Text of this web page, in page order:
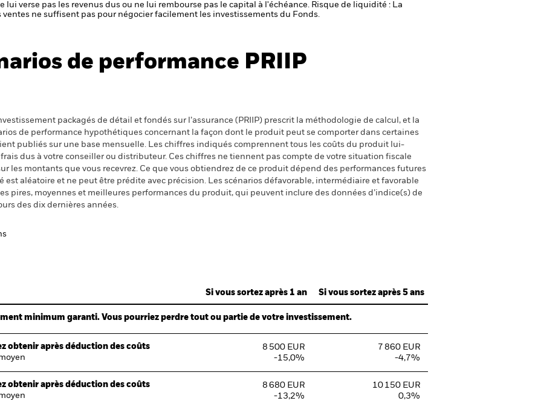
verse pas les revenus dus ou ne lui rembourse pas le capital à l'échéance. Risque de liquidité : La
ne suffisent pas pour négocier facilement les investissements du Fonds.
de performance PRIIP
packagés de détail et fondés sur l’assurance (PRIIP) prescrit la méthodologie de calcul, et la
de performance hypothétiques concernant la façon dont le produit peut se comporter dans certaines
publiés sur une base mensuelle. Les chiffres indiqués comprennent tous les coûts du produit lui-
dus à votre conseiller ou distributeur. Ces chiffres ne tiennent pas compte de votre situation fiscale
les montants que vous recevrez. Ce que vous obtiendrez de ce produit dépend des performances futures
est aléatoire et ne peut être prédite avec précision. Les scénarios défavorable, intermédiaire et favorable
pires, moyennes et meilleures performances du produit, qui peuvent inclure des données d’indice(s) de
des dix dernières années.
Si vous sortez après 1 an Si vous sortez après 5 ans
minimum garanti. Vous pourriez perdre tout ou partie de votre investissement.
obtenir après déduction des coûts
8 500 EUR
-15,0%
7 860 EUR
-4,7%
obtenir après déduction des coûts
8 680 EUR
-13,2%
10 150 EUR
0,3%